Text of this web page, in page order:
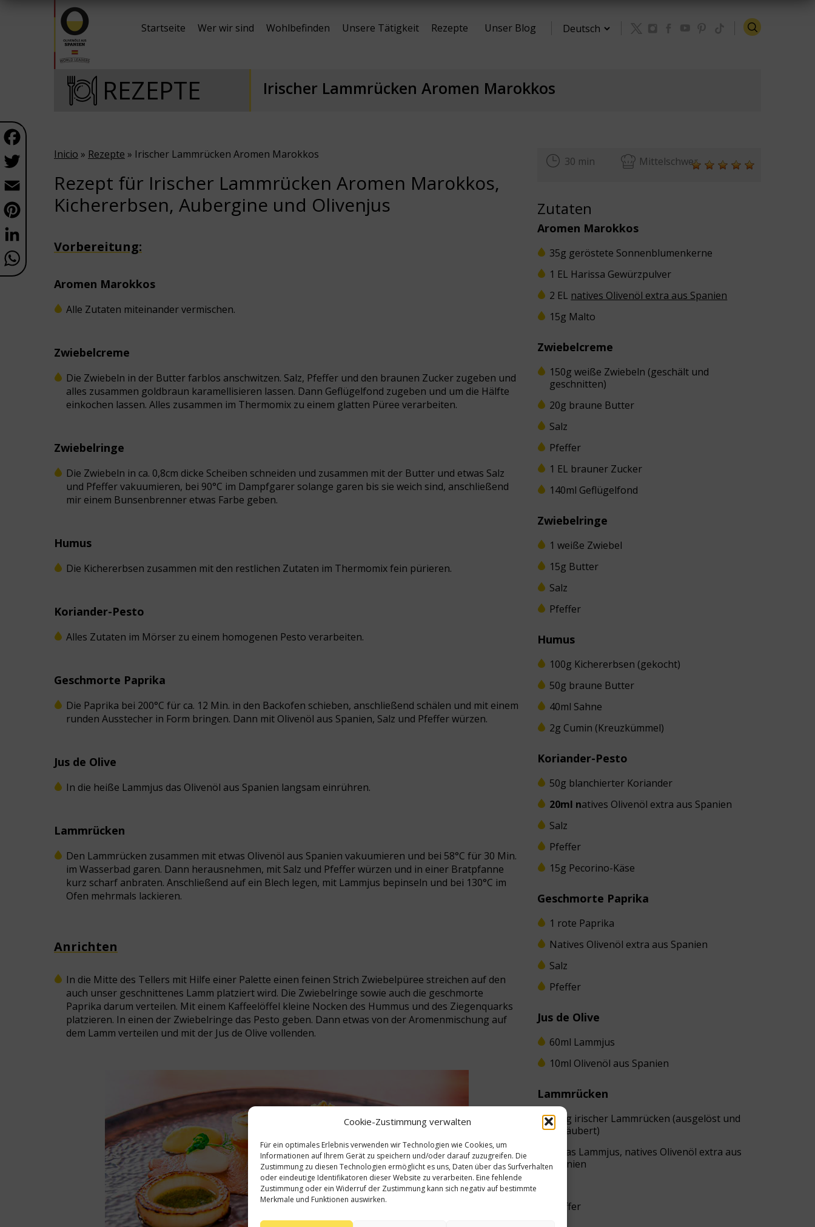
Cookie-Zustimmung verwalten
Für ein optimales Erlebnis verwenden wir Technologien wie Cookies, um
Informationen auf Ihrem Gerät zu speichern und/oder darauf zuzugreifen. Die
Zustimmung zu diesen Technologien ermöglicht es uns, Daten über das Surfverhalten
oder eindeutige Identifikatoren dieser Website zu verarbeiten. Eine fehlende
Zustimmung oder ein Widerruf der Zustimmung kann sich negativ auf bestimmte
Merkmale und Funktionen auswirken.
Startseite Wer wir sind Wohlbefinden Unsere Tätigkeit Rezepte Unser Blog
Facebook
Twitter
Email
Pinterest
WhatsApp
REZEPTE Irischer Lammrücken Aromen Marokkos
Inicio » Rezepte » Irischer Lammrücken Aromen Marokkos
Rezept für Irischer Lammrücken Aromen Marokkos,
Kichererbsen, Aubergine und Olivenjus
Vorbereitung:
Aromen Marokkos
Alle Zutaten miteinander vermischen.
Zwiebelcreme
Die Zwiebeln in der Butter farblos anschwitzen. Salz, Pfeffer und den braunen Zucker zugeben und
alles zusammen goldbraun karamellisieren lassen. Dann Geflügelfond zugeben und um die Hälfte
einkochen lassen. Alles zusammen im Thermomix zu einem glatten Püree verarbeiten.
Zwiebelringe
Die Zwiebeln in ca. 0,8cm dicke Scheiben schneiden und zusammen mit der Butter und etwas Salz
und Pfeffer vakuumieren, bei 90°C im Dampfgarer solange garen bis sie weich sind, anschließend
mir einem Bunsenbrenner etwas Farbe geben.
Humus
Die Kichererbsen zusammen mit den restlichen Zutaten im Thermomix fein pürieren.
Koriander-Pesto
Alles Zutaten im Mörser zu einem homogenen Pesto verarbeiten.
Geschmorte Paprika
Die Paprika bei 200°C für ca. 12 Min. in den Backofen schieben, anschließend schälen und mit einem
runden Ausstecher in Form bringen. Dann mit Olivenöl aus Spanien, Salz und Pfeffer würzen.
Jus de Olive
In die heiße Lammjus das Olivenöl aus Spanien langsam einrühren.
Lammrücken
Den Lammrücken zusammen mit etwas Olivenöl aus Spanien vakuumieren und bei 58°C für 30 Min.
im Wasserbad garen. Dann herausnehmen, mit Salz und Pfeffer würzen und in einer Bratpfanne
kurz scharf anbraten. Anschließend auf ein Blech legen, mit Lammjus bepinseln und bei 130°C im
Ofen mehrmals lackieren.
Anrichten
In die Mitte des Tellers mit Hilfe einer Palette einen feinen Strich Zwiebelpüree streichen auf den
auch unser geschnittenes Lamm platziert wird. Die Zwiebelringe sowie auch die geschmorte
Paprika darum verteilen. Mit einem Kaffeelöffel kleine Nocken des Hummus und des Ziegenquarks
platzieren. In einen der Zwiebelringe das Pesto geben. Dann etwas von der Aromenmischung auf
dem Lamm verteilen und mit der Jus de Olive vollenden.
30 min Mittelschwer
Zutaten
Aromen Marokkos
35g geröstete Sonnenblumenkerne
1 EL Harissa Gewürzpulver
2 EL natives Olivenöl extra aus Spanien
15g Malto
Zwiebelcreme
150g weiße Zwiebeln (geschält und
geschnitten)
20g braune Butter
Salz
Pfeffer
1 EL brauner Zucker
140ml Geflügelfond
Zwiebelringe
1 weiße Zwiebel
15g Butter
Salz
Pfeffer
Humus
100g Kichererbsen (gekocht)
50g braune Butter
40ml Sahne
2g Cumin (Kreuzkümmel)
Koriander-Pesto
50g blanchierter Koriander
20ml natives Olivenöl extra aus Spanien
Salz
Pfeffer
15g Pecorino-Käse
Geschmorte Paprika
1 rote Paprika
Natives Olivenöl extra aus Spanien
Salz
Pfeffer
Jus de Olive
60ml Lammjus
10ml Olivenöl aus Spanien
Lammrücken
600g irischer Lammrücken (ausgelöst und
gesäubert)
Etwas Lammjus, natives Olivenöl extra aus
Spanien
Pfeffer